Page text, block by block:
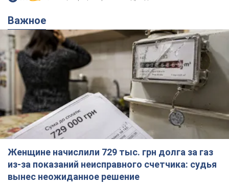
Женщине начислили 729 тыс. грн долга за газ
из-за показаний неисправного счетчика: судья
вынес неожиданное решение
Нужно ли платить долг из-за доначисления
6 часов назад 9,7 т.
"Это Украина напала!" Оксана Вояж
разоблачила киевского поэта,
которого "зазомбировали": он даже
русского не знал, а теперь хочет
Как отметила артистка, писатель был